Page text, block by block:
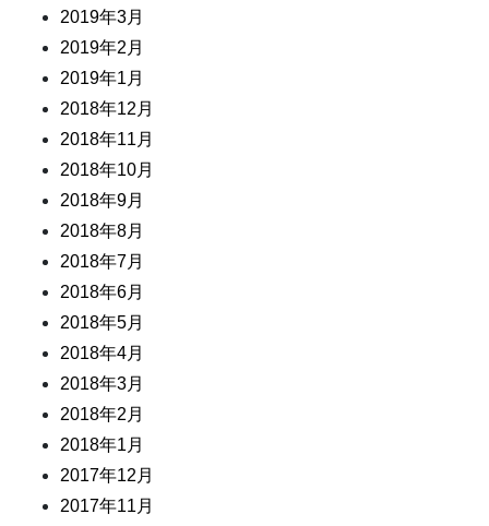
2019年3月
2019年2月
2019年1月
2018年12月
2018年11月
2018年10月
2018年9月
2018年8月
2018年7月
2018年6月
2018年5月
2018年4月
2018年3月
2018年2月
2018年1月
2017年12月
2017年11月